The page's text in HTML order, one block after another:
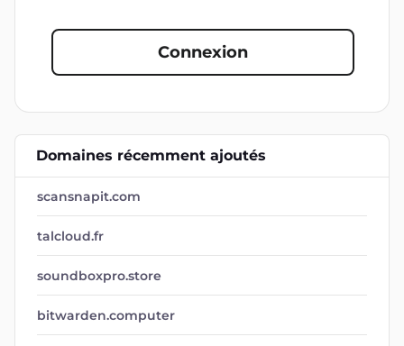
Connexion
Domaines récemment ajoutés
scansnapit.com
talcloud.fr
soundboxpro.store
bitwarden.computer